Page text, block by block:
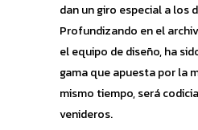
dan un giro especial a los
Profundizando en el
el equipo de diseño, ha
gama que apuesta por la
mismo tiempo, será
venideros.